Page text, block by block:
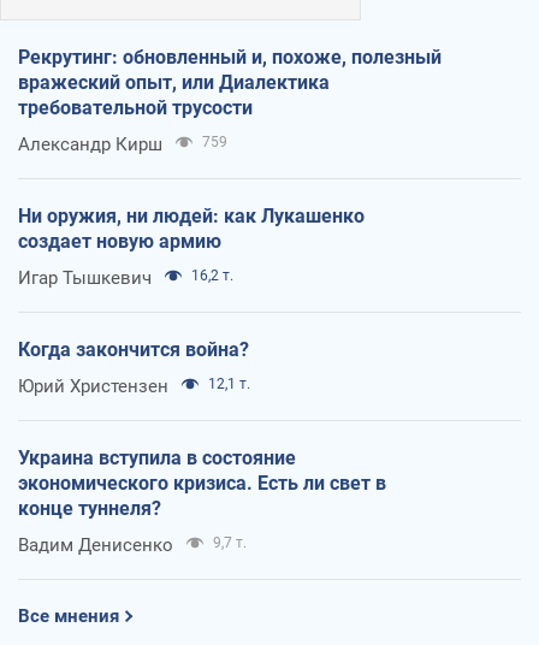
Рекрутинг: обновленный и, похоже, полезный
вражеский опыт, или Диалектика
требовательной трусости
Александр Кирш 759
Ни оружия, ни людей: как Лукашенко
создает новую армию
Игар Тышкевич 16,2 т.
Когда закончится война?
Юрий Христензен 12,1 т.
Украина вступила в состояние
экономического кризиса. Есть ли свет в
конце туннеля?
Вадим Денисенко 9,7 т.
Все мнения